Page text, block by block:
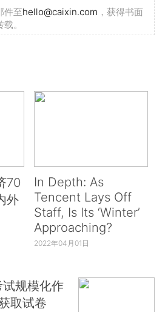
件至hello@caixin.com ，获得书面
。
70
外
In Depth: As
Tencent Lays Off
Staff, Is Its ‘Winter’
Approaching?
2022年04月01日
试规模化作
取试卷